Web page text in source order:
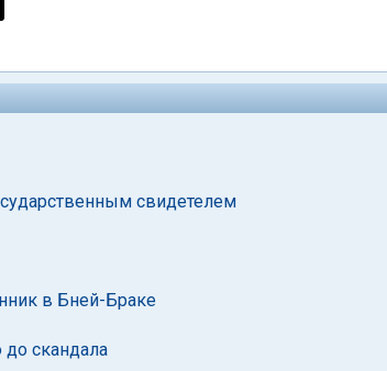
свидетелем
в Бней-Браке
скандала